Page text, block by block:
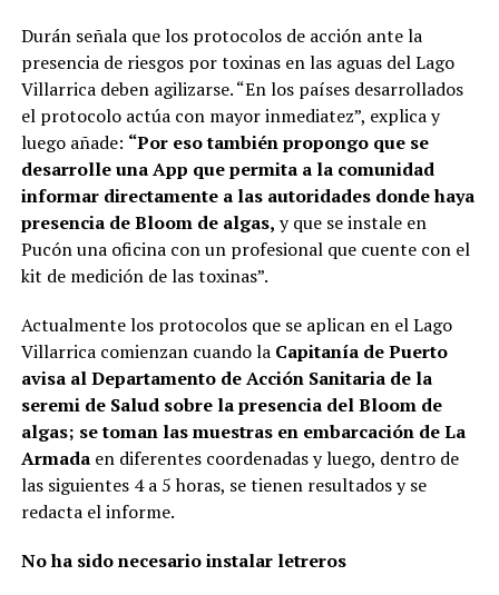
Durán señala que los protocolos de acción ante la
presencia de riesgos por toxinas en las aguas del Lago
Villarrica deben agilizarse. “En los países desarrollados
el protocolo actúa con mayor inmediatez”, explica y
luego añade: “Por eso también propongo que se
desarrolle una App que permita a la comunidad
informar directamente a las autoridades donde haya
presencia de Bloom de algas, y que se instale en
Pucón una oficina con un profesional que cuente con el
kit de medición de las toxinas”.
Actualmente los protocolos que se aplican en el Lago
Villarrica comienzan cuando la Capitanía de Puerto
avisa al Departamento de Acción Sanitaria de la
seremi de Salud sobre la presencia del Bloom de
algas; se toman las muestras en embarcación de La
Armadaen diferentes coordenadas y luego, dentro de
las siguientes 4 a 5 horas, se tienen resultados y se
redacta el informe.
No ha sido necesario instalar letreros